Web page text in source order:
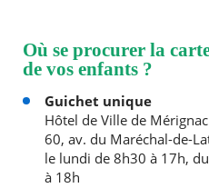
Où se procurer la
de vos enfants ?
Guichet unique
Hôtel de Ville de Mérignac
60, av. du Maréchal-de-
le lundi de 8h30 à 17h,
à 18h